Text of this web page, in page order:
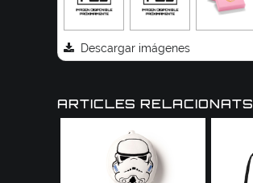
Descargar imágenes
ARTICLES RELACIONATS